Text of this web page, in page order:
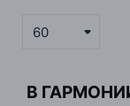
60
В